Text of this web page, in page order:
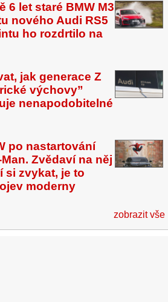
6 let staré BMW M3
nového Audi RS5
ho rozdrtilo na
jak generace Z
výchovy”
nenapodobitelné
po nastartování
Zvědaví na něj
si zvykat, je to
moderny
zobrazit vše